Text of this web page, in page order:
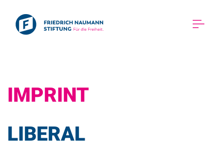
IMPRINT
LIBERAL